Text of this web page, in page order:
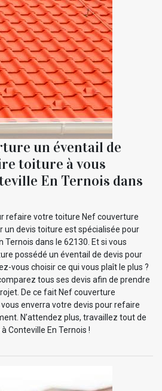
un éventail de
toiture à vous
En Ternois dans
refaire votre toiture Nef couverture
un devis toiture est spécialisée pour
Ternois dans le 62130. Et si vous
possédé un éventail de devis pour
vous choisir ce qui vous plaît le plus ?
tous ses devis afin de prendre
De ce fait Nef couverture
enverra votre devis pour refaire
N’attendez plus, travaillez tout de
Conteville En Ternois !